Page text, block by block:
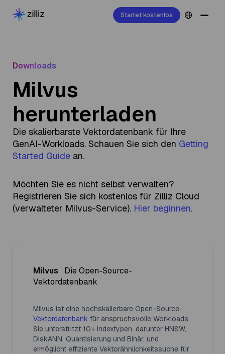
Startet kostenlos
Downloads
Milvus
herunterladen
Die skalierbarste Vektordatenbank für Ihre
GenAI-Workloads. Schauen Sie sich den Getting
Started Guide an.
Möchten Sie es nicht selbst verwalten?
Registrieren Sie sich kostenlos für Zilliz Cloud
(verwalteter Milvus-Service). Hier beginnen.
Milvus
Die Open-Source-
Vektordatenbank
Milvus ist eine hochskalierbare Open-Source-
Vektordatenbank für anspruchsvolle Workloads.
Sie unterstützt 10+ Indextypen, darunter HNSW,
DiskANN, Quantisierung und Binär, und
ermöglicht effiziente Vektorähnlichkeitssuche für